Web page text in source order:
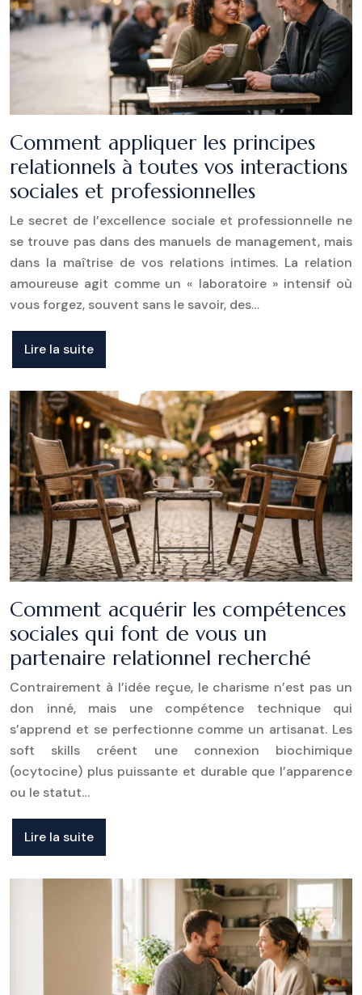
Comment appliquer les principes
relationnels à toutes vos interactions
sociales et professionnelles
Le secret de l’excellence sociale et professionnelle ne
se trouve pas dans des manuels de management, mais
dans la maîtrise de vos relations intimes. La relation
amoureuse agit comme un « laboratoire » intensif où
vous forgez, souvent sans le savoir, des…
Lire la suite
Comment acquérir les compétences
sociales qui font de vous un
partenaire relationnel recherché
Contrairement à l’idée reçue, le charisme n’est pas un
don inné, mais une compétence technique qui
s’apprend et se perfectionne comme un artisanat. Les
soft skills créent une connexion biochimique
(ocytocine) plus puissante et durable que l’apparence
ou le statut…
Lire la suite